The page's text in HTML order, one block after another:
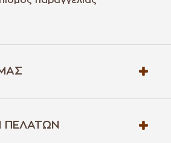
ΠΕΛΑΤΏΝ